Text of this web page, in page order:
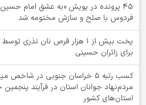
۴۵ پرونده در پویش «به عشق امام
فردوس با صلح و سازش مختومه شد
پخت بیش از 1 هزار قرص نان
برای زائران حسینی
کسب رتبه ۵ خراسان جنوبی در
مردم‌نهاد جوانان استان در فرآیند
استان‌های کشور